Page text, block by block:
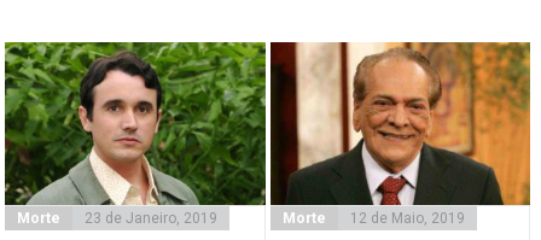
Morte 23 de Janeiro, 2019 Morte 12 de Maio, 2019